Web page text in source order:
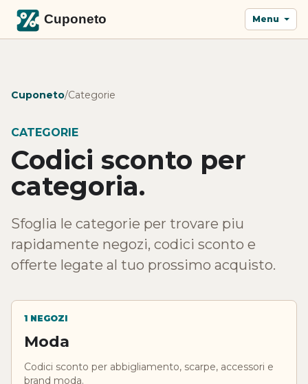
Menu
Cuponeto/Categorie
CATEGORIE
Codici sconto per
categoria.
Sfoglia le categorie per trovare piu
rapidamente negozi, codici sconto e
offerte legate al tuo prossimo acquisto.
1 NEGOZI
Moda
Codici sconto per abbigliamento, scarpe, accessori e
brand moda.